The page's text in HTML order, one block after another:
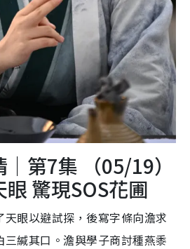
第7集 （05/19）
驚現SOS花圃
眼以避試探，後寫字條向澹求
緘其口。澹與學子商討種燕黍